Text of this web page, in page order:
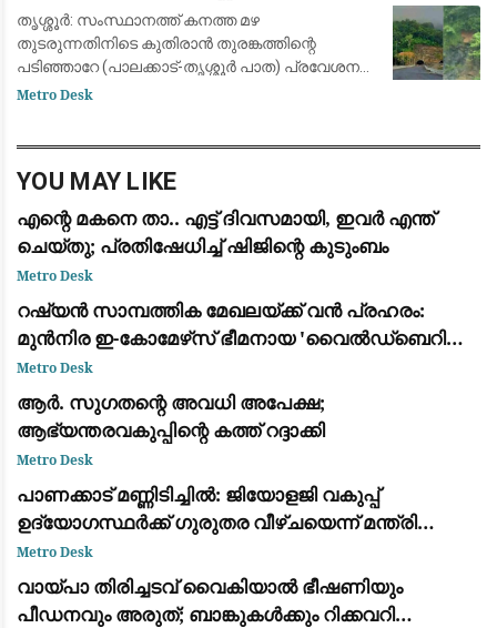
യാത്രക്കാരും ആശങ്കയിൽ
തൃശ്ശൂർ: സംസ്ഥാനത്ത് കനത്ത മഴ
തുടരുന്നതിനിടെ കുതിരാൻ തുരങ്കത്തിന്റെ
പടിഞ്ഞാറേ (പാലക്കാട്-തൃശ്ശൂർ പാത) പ്രവേശന
കവാടത്തിന് സമീപം ശക്തമായ മണ്ണിടിച്ചിൽ.
Metro Desk
YOU MAY LIKE
എന്റെ മകനെ താ.. എട്ട് ദിവസമായി, ഇവര്‍ എന്ത്
ചെയ്തു; പ്രതിഷേധിച്ച് ഷിജിന്റെ കുടുംബം
Metro Desk
റഷ്യൻ സാമ്പത്തിക മേഖലയ്ക്ക് വൻ പ്രഹരം:
മുൻനിര ഇ-കോമേഴ്‌സ് ഭീമനായ 'വൈൽഡ്ബെറിസ്'
കേന്ദ്രീകരിച്ച് യുക്രെയ്ൻ ഡ്രോൺ ആക്രമണം
Metro Desk
ആർ. സുഗതന്റെ അവധി അപേക്ഷ;
ആഭ്യന്തരവകുപ്പിന്റെ കത്ത് റദ്ദാക്കി
Metro Desk
പാണക്കാട് മണ്ണിടിച്ചിൽ: ജിയോളജി വകുപ്പ്
ഉദ്യോഗസ്ഥർക്ക് ഗുരുതര വീഴ്ചയെന്ന് മന്ത്രി
പി.കെ. കുഞ്ഞാലിക്കുട്ടി; കർശന നടപടിയുണ്ടാകും
Metro Desk
വായ്പാ തിരിച്ചടവ് വൈകിയാൽ ഭീഷണിയും
പീഡനവും അരുത്; ബാങ്കുകൾക്കും റിക്കവറി